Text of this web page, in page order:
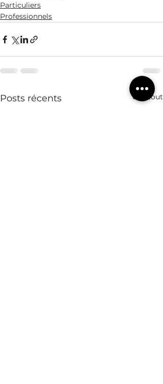
Particuliers
Professionnels
Posts récents Voir tout